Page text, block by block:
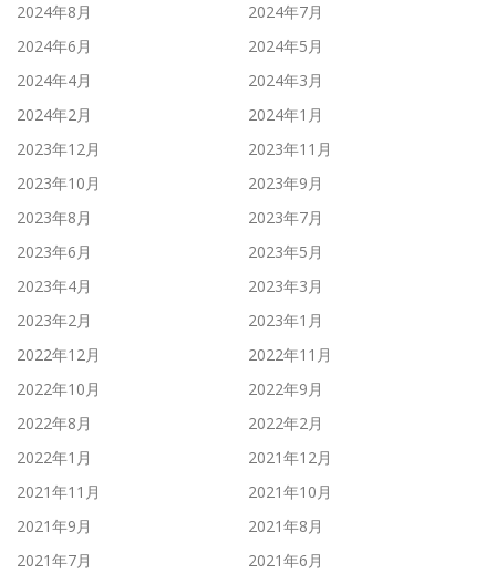
2024年8月
2024年7月
2024年6月
2024年5月
2024年4月
2024年3月
2024年2月
2024年1月
2023年12月
2023年11月
2023年10月
2023年9月
2023年8月
2023年7月
2023年6月
2023年5月
2023年4月
2023年3月
2023年2月
2023年1月
2022年12月
2022年11月
2022年10月
2022年9月
2022年8月
2022年2月
2022年1月
2021年12月
2021年11月
2021年10月
2021年9月
2021年8月
2021年7月
2021年6月